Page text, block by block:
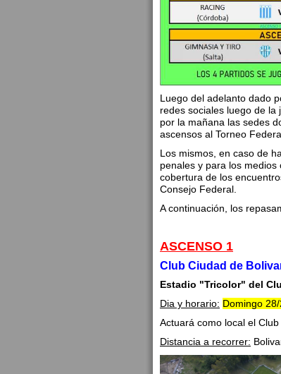
Luego del adelanto dado
redes sociales luego de
por la mañana las sedes
ascensos al Torneo
Los mismos, en caso de
penales y para los
cobertura de los
Consejo Federal.
A continuación, los
ASCENSO 1
Club Ciudad de
Estadio "Tricolor" del
Dia y horario: Domingo
Actuará como local el Club
Distancia a recorrer: